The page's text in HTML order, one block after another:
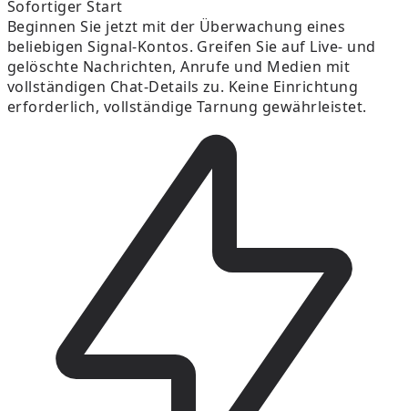
Sofortiger Start
Beginnen Sie jetzt mit der Überwachung eines
beliebigen Signal-Kontos. Greifen Sie auf Live- und
gelöschte Nachrichten, Anrufe und Medien mit
vollständigen Chat-Details zu. Keine Einrichtung
erforderlich, vollständige Tarnung gewährleistet.